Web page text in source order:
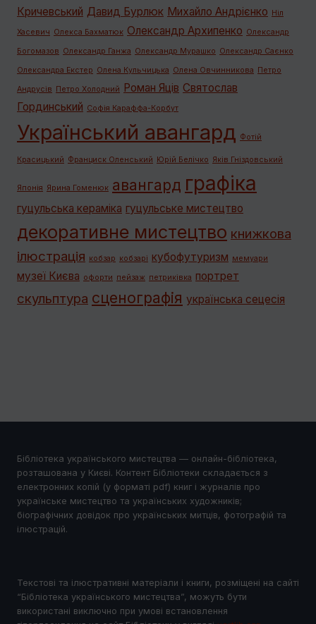
Кричевський Давид Бурлюк Михайло Андрієнко Ніл
Хасевич Олекса Бахматюк Олександр Архипенко Олександр
Богомазов Олександр Ганжа Олександр Мурашко Олександр Саєнко
Олександра Екстер Олена Кульчицька Олена Овчинникова Петро
Андрусів Петро Холодний Роман Яців Святослав
Гординський Софія Караффа-Корбут
Український авангард Фотій
Красицький Франциск Оленський Юрій Белічко Яків Гніздовський
Японія Ярина Гоменюк авангард графiка
гуцульська кераміка гуцульське мистецтво
декоративне мистецтво книжкова
ілюстрація кобзар кобзарі кубофутуризм мемуари
музеї Києва офорти пейзаж петриківка портрет
скульптура сценографія українська сецесія
Бібліотека українського мистецтва — онлайн-бібліотека,
розташована у Києві. Контент Бібліотеки складається з
електронних копій (у форматі pdf) книг і журналів про
українське мистецтво та українських художників;
біографічних довідок про українських митців, фотографій та
ілюстрацій.
Текстові та ілюстративні матеріали і книги, розміщені на сайті
“Бібліотека українського мистецтва”, можуть бути
використані виключно при умові встановлення